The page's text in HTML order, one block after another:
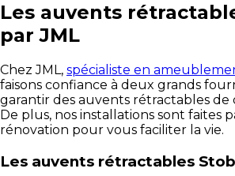
Les auvents
par JML
Chez JML, spécialiste en
faisons confiance à deux grands
garantir des auvents rétractables
De plus, nos installations sont faites
rénovation pour vous faciliter la vie.
Les auvents rétractables